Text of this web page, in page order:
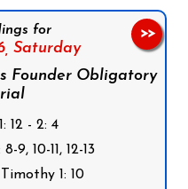
for
Saturday
Founder Obligatory
12 - 2: 4
9, 10-11, 12-13
1: 10
>>